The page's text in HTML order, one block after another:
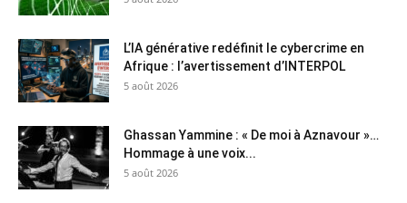
L’IA générative redéfinit le cybercrime en
Afrique : l’avertissement d’INTERPOL
5 août 2026
Ghassan Yammine : « De moi à Aznavour »…
Hommage à une voix...
5 août 2026